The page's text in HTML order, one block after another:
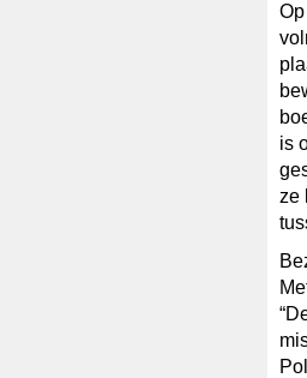
is
ze